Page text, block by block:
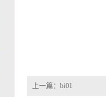
上一篇： bi01